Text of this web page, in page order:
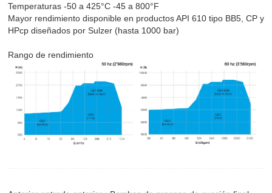
Temperaturas -50 a 425°C -45 a 800°F
Mayor rendimiento disponible en productos API 610 tipo BB5, CP y
HPcp diseñados por Sulzer (hasta 1000 bar)
Rango de rendimiento